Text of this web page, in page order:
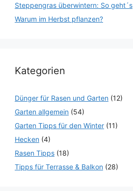
Steppengras überwintern: So geht´s
Warum im Herbst pflanzen?
Kategorien
Dünger für Rasen und Garten (12)
Garten allgemein (54)
Garten Tipps für den Winter (11)
Hecken (4)
Rasen Tipps (18)
Tipps für Terrasse & Balkon (28)